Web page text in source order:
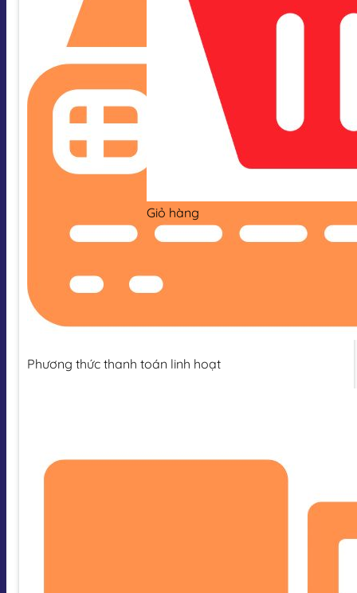
Giỏ hàng
Phương thức thanh toán linh hoạt